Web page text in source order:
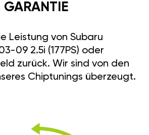
GARANTIE
Leistung von Subaru
09 2.5i (177PS) oder
zurück. Wir sind von den
Chiptunings überzeugt.